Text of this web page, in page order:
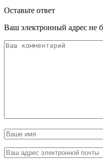
Оставьте ответ
Ваш электронный адрес не